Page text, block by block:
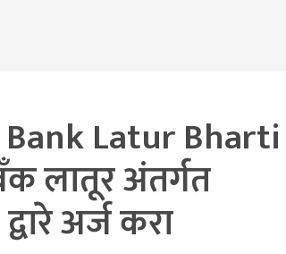
Latur Bharti
लातूर अंतर्गत
अर्ज करा